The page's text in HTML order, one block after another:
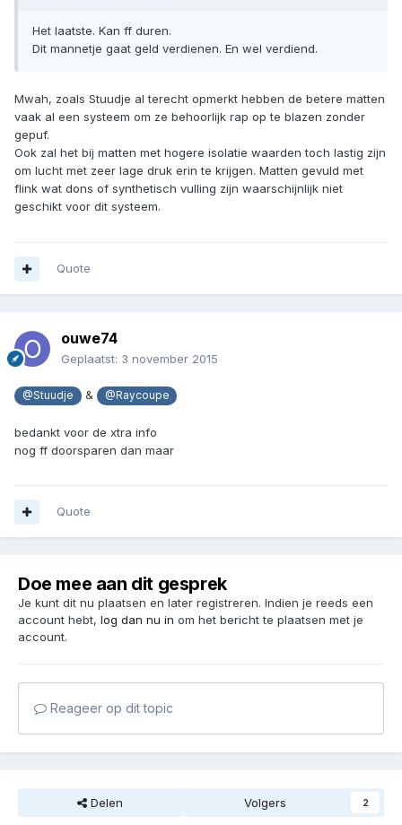
Het laatste. Kan ff duren.
Dit mannetje gaat geld verdienen. En wel verdiend.
Mwah, zoals Stuudje al terecht opmerkt hebben de betere matten
vaak al een systeem om ze behoorlijk rap op te blazen zonder
gepuf.
Ook zal het bij matten met hogere isolatie waarden toch lastig zijn
om lucht met zeer lage druk erin te krijgen. Matten gevuld met
flink wat dons of synthetisch vulling zijn waarschijnlijk niet
geschikt voor dit systeem.
Quote
ouwe74
Geplaatst: 3 november 2015
@Stuudje & @Raycoupe
bedankt voor de xtra info
nog ff doorsparen dan maar
Quote
Doe mee aan dit gesprek
Je kunt dit nu plaatsen en later registreren. Indien je reeds een
account hebt, log dan nu in om het bericht te plaatsen met je
account.
Reageer op dit topic
Delen Volgers 2